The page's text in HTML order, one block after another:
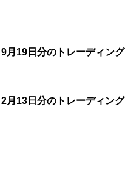
9月19日分のトレーディング
2月13日分のトレーディング